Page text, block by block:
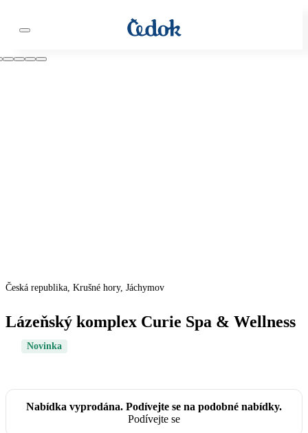
Česká republika, Krušné hory, Jáchymov
Lázeňský komplex Curie Spa & Wellness
Novinka
Nabídka vyprodána. Podívejte se na podobné nabídky.
Podívejte se